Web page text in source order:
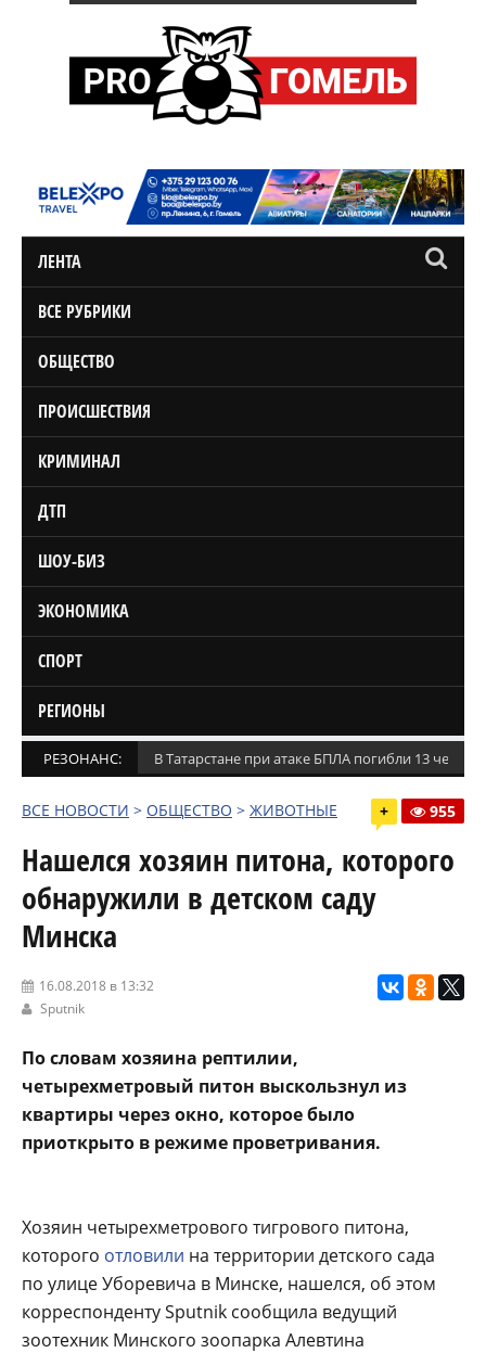
ЛЕНТА
ВСЕ РУБРИКИ
ОБЩЕСТВО
ПРОИСШЕСТВИЯ
КРИМИНАЛ
ДТП
ШОУ-БИЗ
ЭКОНОМИКА
СПОРТ
РЕГИОНЫ
РЕЗОНАНС: В Татарстане при атаке БПЛА погибли 13
ВСЕ НОВОСТИ > ОБЩЕСТВО > ЖИВОТНЫЕ + 955
Нашелся хозяин питона, которого
обнаружили в детском саду
Минска
16.08.2018 в 13:32
Sputnik
По словам хозяина рептилии,
четырехметровый питон выскользнул из
квартиры через окно, которое было
приоткрыто в режиме проветривания.
Хозяин четырехметрового тигрового питона,
которого отловили на территории детского сада
по улице Уборевича в Минске, нашелся, об этом
корреспонденту Sputnik сообщила ведущий
зоотехник Минского зоопарка Алевтина